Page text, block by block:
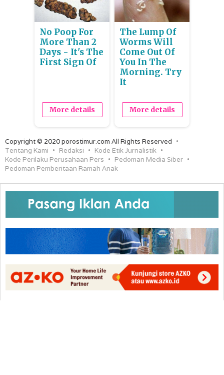
No Poop For
More Than 2
Days - It's The
First Sign Of
More details
The Lump Of
Worms Will
Come Out Of
You In The
Morning. Try
It
More details
Copyright © 2020 porostimur.com All Rights Reserved
Tentang Kami
Redaksi
Kode Etik Jurnalistik
Kode Perilaku Perusahaan Pers
Pedoman Media Siber
Pedoman Pemberitaan Ramah Anak